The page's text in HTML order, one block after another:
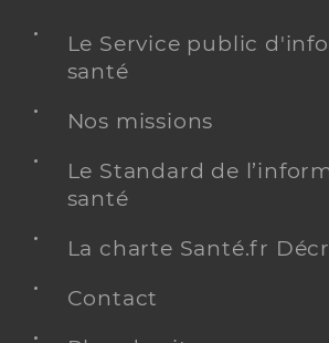
Le Service public
santé
Nos missions
Le Standard de
santé
La charte Santé.fr
Contact